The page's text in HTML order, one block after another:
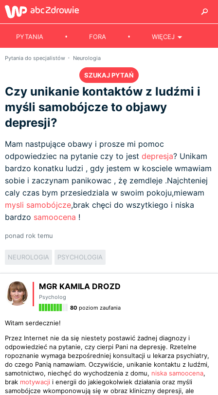
PYTANIA FORA WIĘCEJ
Pytania do specjalistów Neurologia
SZUKAJ PYTAŃ
Czy unikanie kontaktów z ludźmi i
myśli samobójcze to objawy
depresji?
Mam nastpujące obawy i prosze mi pomoc
odpowiedziec na pytanie czy to jest depresja? Unikam
bardzo konatku ludzi , gdy jestem w kosciele wmawiam
sobie i zaczynam panikowac , żę zemdleje .Najchteniej
caly czas bym przesiedziala w swoim pokoju,miewam
mysli samobójcze,brak chęci do wszytkiego i niska
bardzo samoocena !
ponad rok temu
NEUROLOGIA PSYCHOLOGIA
MGR KAMILA DROZD
Psycholog
80 poziom zaufania
Witam serdecznie!
Przez Internet nie da się niestety postawić żadnej diagnozy i
odpowiedzieć na pytanie, czy cierpi Pani na depresję. Rzetelne
ropoznanie wymaga bezpośredniej konsultacji u lekarza psychiatry,
do czego Panią namawiam. Oczywiście, unikanie kontaktu z ludźmi,
samotnictwo, niechęć do wychodzenia z domu, niska samoocena,
brak motywacji i energii do jakiegokolwiek działania oraz myśli
samobójcze wkomponowują się w obraz kliniczny depresji, ale